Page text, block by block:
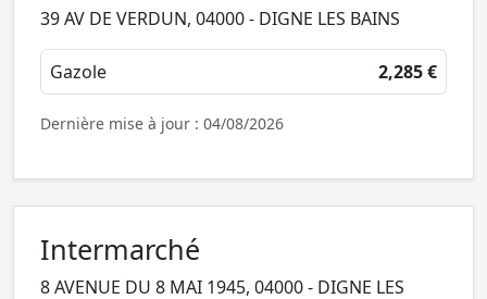
39 AV DE VERDUN, 04000 - DIGNE LES BAINS
Gazole 2,285 €
Dernière mise à jour : 04/08/2026
Intermarché
8 AVENUE DU 8 MAI 1945, 04000 - DIGNE LES